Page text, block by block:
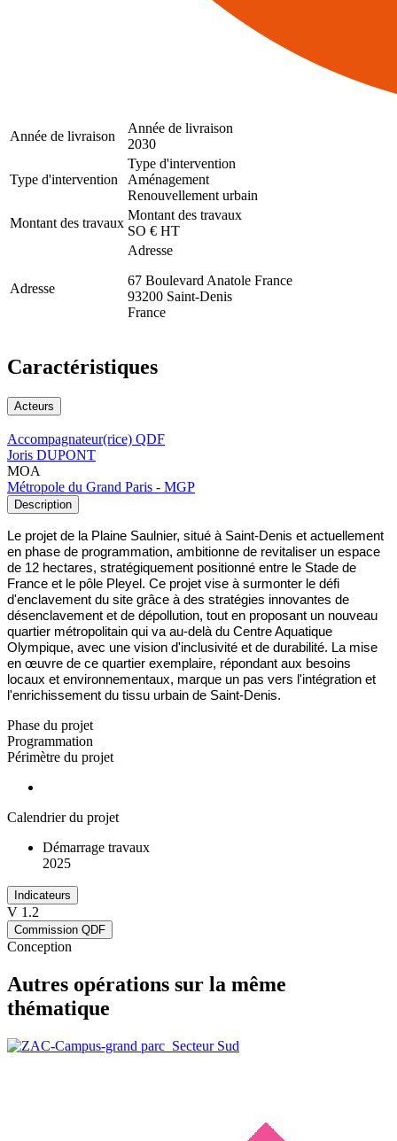
Année de livraison
Année de livraison
2030
Type d'intervention
Type d'intervention
Aménagement
Renouvellement urbain
Montant des travaux
Montant des travaux
SO € HT
Adresse
Adresse
67 Boulevard Anatole France
93200 Saint-Denis
France
Caractéristiques
Acteurs
Accompagnateur(rice) QDF
Joris DUPONT
MOA
Métropole du Grand Paris - MGP
Description
Le projet de la Plaine Saulnier, situé à Saint-Denis et actuellement
en phase de programmation, ambitionne de revitaliser un espace
de 12 hectares, stratégiquement positionné entre le Stade de
France et le pôle Pleyel. Ce projet vise à surmonter le défi
d'enclavement du site grâce à des stratégies innovantes de
désenclavement et de dépollution, tout en proposant un nouveau
quartier métropolitain qui va au-delà du Centre Aquatique
Olympique, avec une vision d'inclusivité et de durabilité. La mise
en œuvre de ce quartier exemplaire, répondant aux besoins
locaux et environnementaux, marque un pas vers l'intégration et
l'enrichissement du tissu urbain de Saint-Denis.
Phase du projet
Programmation
Périmètre du projet
Calendrier du projet
Démarrage travaux
2025
Indicateurs
V 1.2
Commission QDF
Conception
Autres opérations sur la même
thématique